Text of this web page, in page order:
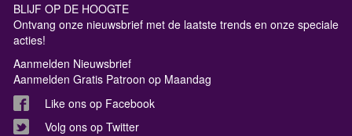
BLIJF OP DE HOOGTE
Ontvang onze nieuwsbrief met de laatste trends en onze speciale
acties!
Aanmelden Nieuwsbrief
Aanmelden Gratis Patroon op Maandag
Like ons op Facebook
Volg ons op Twitter